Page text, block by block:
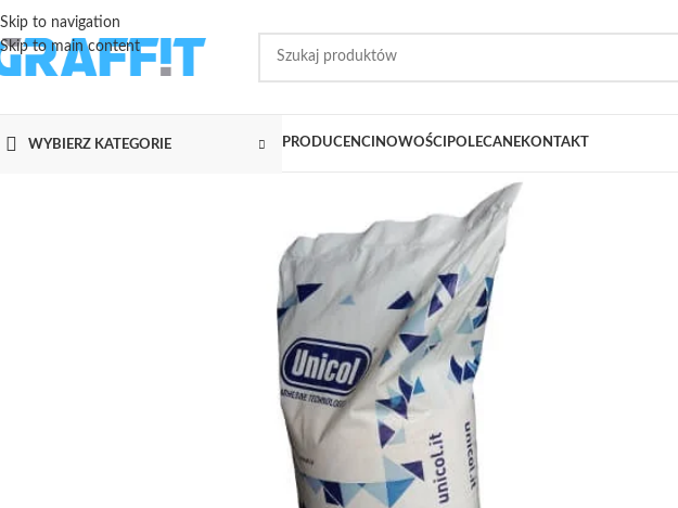
Skip to navigation
Skip to main content
WYBIERZ KATEGORIE PRODUCENCI NOWOŚCI POLECANEKONTAKT